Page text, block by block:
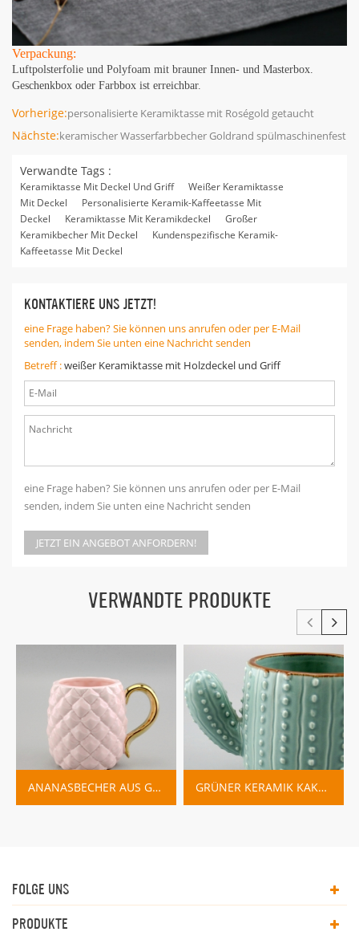
Verpackung:
Luftpolsterfolie und Polyfoam mit brauner Innen- und Masterbox.
Geschenkbox oder Farbbox ist erreichbar.
Vorherige:personalisierte Keramiktasse mit Roségold getaucht
Nächste:keramischer Wasserfarbbecher Goldrand spülmaschinenfest
Verwandte Tags :
Keramiktasse Mit Deckel Und Griff
Weißer Keramiktasse
Mit Deckel
Personalisierte Keramik-Kaffeetasse Mit
Deckel
Keramiktasse Mit Keramikdeckel
Großer
Keramikbecher Mit Deckel
Kundenspezifische Keramik-
Kaffeetasse Mit Deckel
KONTAKTIERE UNS JETZT!
eine Frage haben? Sie können uns anrufen oder per E-Mail
senden, indem Sie unten eine Nachricht senden
Betreff :weißer Keramiktasse mit Holzdeckel und Griff
eine Frage haben? Sie können uns anrufen oder per E-Mail
senden, indem Sie unten eine Nachricht senden
JETZT EIN ANGEBOT ANFORDERN!
VERWANDTE PRODUKTE
ANANASBECHER AUS GOLDFARBENEM KERAMIK GRÜNER KERAMIK KAKTUS BECHER HERSTELLER
FOLGE UNS
PRODUKTE